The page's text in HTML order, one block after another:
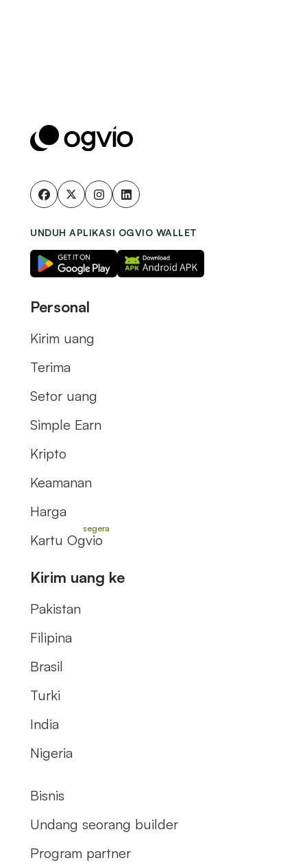
UNDUH APLIKASI OGVIO WALLET
Personal
Kirim uang
Terima
Setor uang
Simple Earn
Kripto
Keamanan
Harga
Kartu Ogvio
Kirim uang ke
Pakistan
Filipina
Brasil
Turki
India
Nigeria
Bisnis
Undang seorang builder
Program partner